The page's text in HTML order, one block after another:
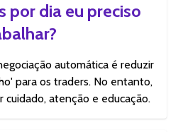
por dia eu preciso
automática é reduzir
para os traders. No entanto,
cuidado, atenção e educação.